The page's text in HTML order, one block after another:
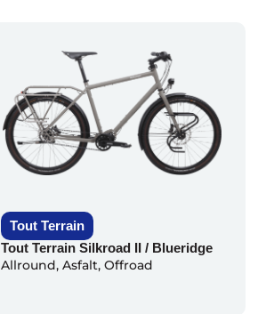
Tout Terrain
Tout Terrain Silkroad II / Blueridge
Allround, Asfalt, Offroad